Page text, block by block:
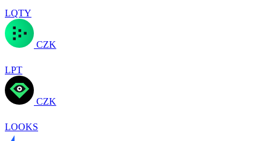
LQTY
CZK
LPT
CZK
LOOKS